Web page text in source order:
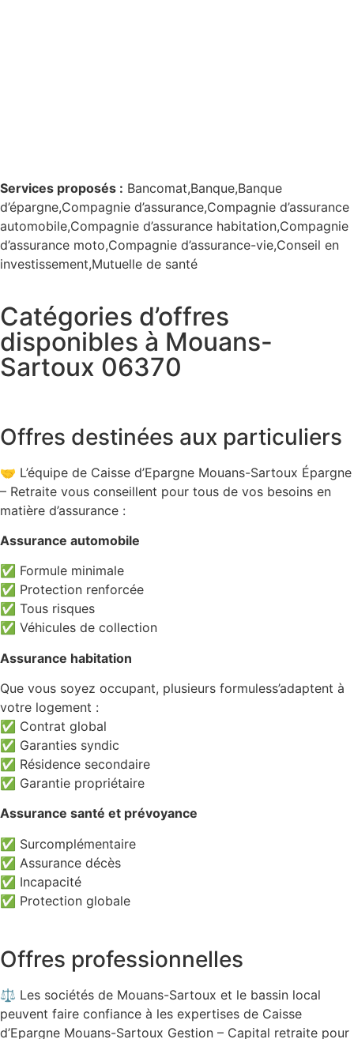
Services proposés : Bancomat,Banque,Banque
d’épargne,Compagnie d’assurance,Compagnie d’assurance
automobile,Compagnie d’assurance habitation,Compagnie
d’assurance moto,Compagnie d’assurance-vie,Conseil en
investissement,Mutuelle de santé
Catégories d’offres
disponibles à Mouans-
Sartoux 06370
Offres destinées aux particuliers
🤝 L’équipe de Caisse d’Epargne Mouans-Sartoux Épargne
– Retraite vous conseillent pour tous de vos besoins en
matière d’assurance :
Assurance automobile
✅ Formule minimale
✅ Protection renforcée
✅ Tous risques
✅ Véhicules de collection
Assurance habitation
Que vous soyez occupant, plusieurs formuless’adaptent à
votre logement :
✅ Contrat global
✅ Garanties syndic
✅ Résidence secondaire
✅ Garantie propriétaire
Assurance santé et prévoyance
✅ Surcomplémentaire
✅ Assurance décès
✅ Incapacité
✅ Protection globale
Offres professionnelles
⚖️ Les sociétés de Mouans-Sartoux et le bassin local
peuvent faire confiance à les expertises de Caisse
d’Epargne Mouans-Sartoux Gestion – Capital retraite pour